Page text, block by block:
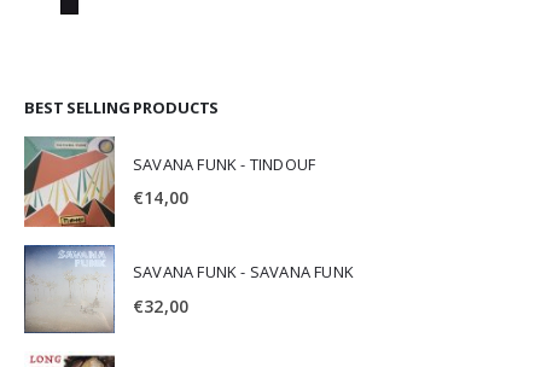
BEST SELLING PRODUCTS
SAVANA FUNK - TINDOUF
€14,00
SAVANA FUNK - SAVANA FUNK
€32,00